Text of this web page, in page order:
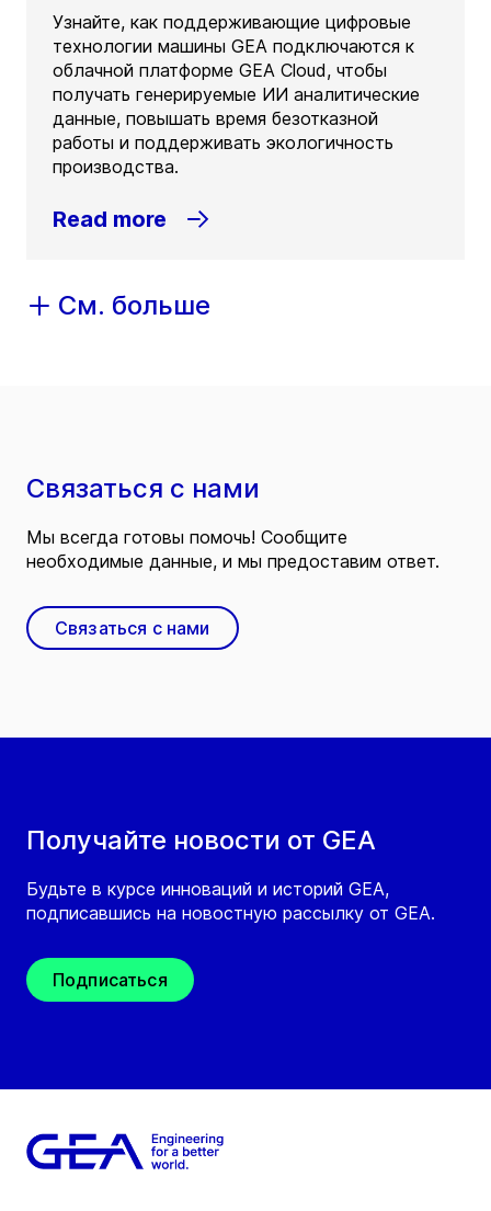
Узнайте, как поддерживающие цифровые
технологии машины GEA подключаются к
облачной платформе GEA Cloud, чтобы
получать генерируемые ИИ аналитические
данные, повышать время безотказной
работы и поддерживать экологичность
производства.
Read more
См. больше
Получайте новости от GEA
Будьте в курсе инноваций и историй GEA,
подписавшись на новостную рассылку от GEA.
Подписаться
Связаться с нами
Мы всегда готовы помочь! Сообщите
необходимые данные, и мы предоставим ответ.
Связаться с нами